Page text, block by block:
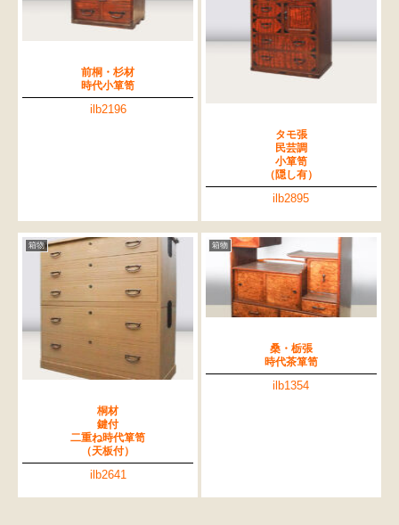
前桐・杉材
時代小箪笥
ilb2196
タモ張
民芸調
小箪笥
（隠し有）
ilb2895
箱物
桐材
鍵付
二重ね時代箪笥
（天板付）
ilb2641
箱物
桑・栃張
時代茶箪笥
ilb1354